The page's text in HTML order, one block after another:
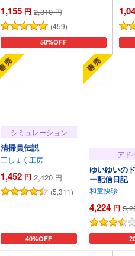
1,155 円 2,310 円
(459)
50%OFF
カートに追加
シミュレーション
清掃員伝説
三しょく工房
1,452 円 2,420 円
(5,311)
40%OFF
カートに追加
アド
ゆいゆいの
ー配信日記
和童快珍
4,224 円